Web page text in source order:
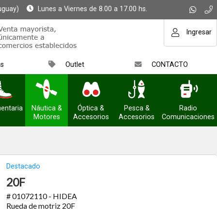
Lunes a Viernes de 8.00 a 17.00 hs.
Ingresar
Outlet CONTACTO
Náutica &
Motores
Óptica &
Accesorios
Pesca &
Accesorios
Radio
Comunicaciones
Destacado
20F
# 01072110 - HIDEA
Rueda de motriz 20F